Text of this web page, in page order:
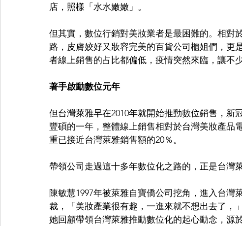
店，照樣「水水嫩嫩」。
但其實，數位行銷對美妝業者是最困難的。相對
路，皮膚姣好又妝容完美的百貨公司櫃姐們，更
者線上銷售的占比都偏低，疫情突然來臨，讓不
著手啟動數位元年
但台灣萊雅早在2010年就開始推動數位銷售，新
豐碩的一年，整體線上銷售相對於台灣美妝產品
重已接近台灣萊雅銷售額的20％。
帶領公司走過這十多年數位化之路的，正是台灣
陳敏慧1997年被萊雅自寶僑公司挖角，進入台灣
裁，「美妝產業很有趣，一進來就不想出去了，
她回顧帶領台灣萊雅推動數位化的起心動念，源